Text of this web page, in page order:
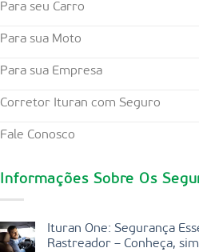
Para seu Carro
Para sua Moto
Para sua Empresa
Corretor Ituran com Seguro
Fale Conosco
Informações Sobre Os
Ituran One: Segurança
Rastreador – Conheça,